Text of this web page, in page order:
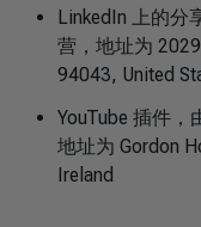
LinkedIn 上的分
营，地址为
94043, United
YouTube 插件，
地址为 Gordon
Ireland